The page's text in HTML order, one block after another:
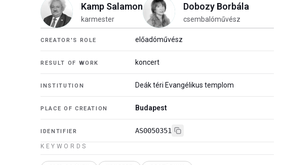
Kamp Salamon
karmester
Dobozy Borbála
csembalóművész
CREATOR'S ROLE előadóművész
RESULT OF WORK koncert
INSTITUTION Deák téri Evangélikus templom
PLACE OF CREATION Budapest
IDENTIFIER AS0050351
KEYWORDS